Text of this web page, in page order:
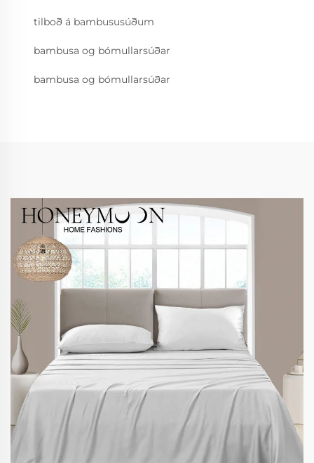
tilboð á bambususúðum
bambusa og bómullarsúðar
bambusa og bómullarsúðar